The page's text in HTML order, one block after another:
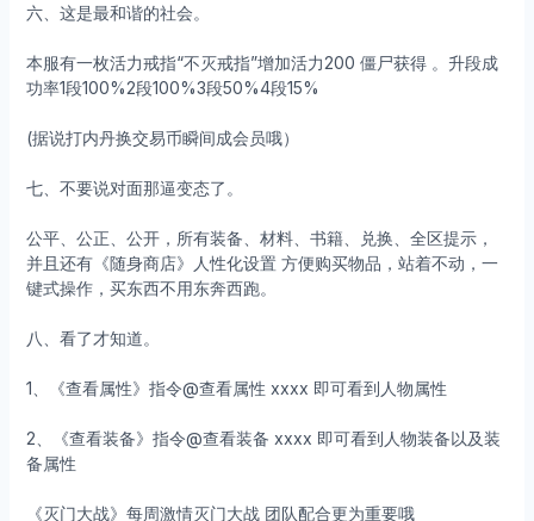
六、这是最和谐的社会。
本服有一枚活力戒指“不灭戒指”增加活力200 僵尸获得 。升段成
功率1段100%2段100%3段50%4段15%
(据说打内丹换交易币瞬间成会员哦）
七、不要说对面那逼变态了。
公平、公正、公开，所有装备、材料、书籍、兑换、全区提示，
并且还有《随身商店》人性化设置 方便购买物品，站着不动，一
键式操作，买东西不用东奔西跑。
八、看了才知道。
1、《查看属性》指令@查看属性 xxxx 即可看到人物属性
2、《查看装备》指令@查看装备 xxxx 即可看到人物装备以及装
备属性
《灭门大战》每周激情灭门大战 团队配合更为重要哦